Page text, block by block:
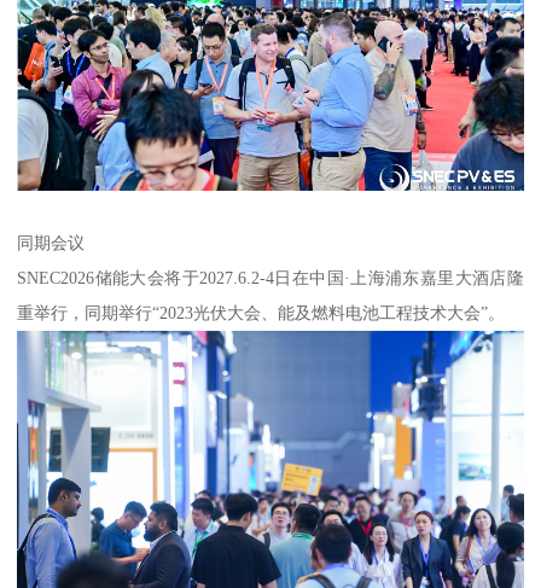
同期会议
SNEC2026储能大会将于2027.6.2-4日在中国·上海浦东嘉里大酒店隆
重举行，同期举行“2023光伏大会、能及燃料电池工程技术大会”。